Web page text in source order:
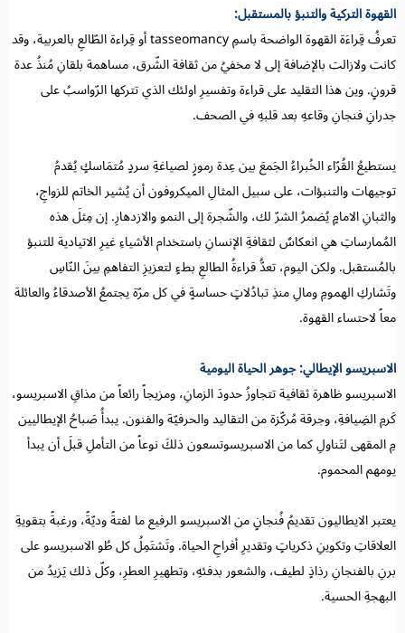
القهوة التركية والتنبؤ بالمستقبل:
تعرفُ قِراءَة القهوة الواضحة باسمِ tasseomancy أو قِراءة الطّالعِ بالعربية، وقد
كانت ولازالت بالإضافة إلى لا مخفيُ من ثقافة الشّرق، مساهمة بلقانِ مُنذُ عدة
قرونٍ. وين هذا التقليد على قراءة وتفسيرِ اولئك الذي تتركها الرّواسبُ على
جدرانِ فنجانِ وقاعهِ بعد قلبهِ في الصحف.
يستطيعُ القُرّاء الخُبراءُ الجَمعَ بين عِدة رموزٍ لصياغةِ سردٍ مُتمَاسكٍ يُقدمُ
توجيهات والتنبؤات، على سبيل المثالِ الميكروفون أن يُشير الخاتم للزواجِ،
والثبانِ الامامٍ يُضمرُ الشرّ لك، والشّجرة إلى النمو والازدهارِ. إن مِثلَ هذه
المُمارساتِ هي انعكاسٌ لثقافةِ الإنسانِ باستخدام الأشياءِ غيرِ الاتيادية للتنبؤ
بالمُستقبل. ولكن اليوم، تعدُّ قراءةُ الطالعِ بطءٍ لتعزيزِ التفاهمِ بينَ النّاسِ
وتَشاركِ الهمومِ ومالِ منذِ تبادُلاتٍ حساسةٍ في كل مرّة يجتمعُ الأصدقاءُ والعائلة
معاً لاحتساء القهوة.
الاسبريسو الإيطالي: جوهر الحياة اليومية
الاسبريسو ظاهرة ثقافية تتجاوزُ حدودَ الزمانِ، ومزيجاً رائعاً من مذاقِ الاسبريسو،
كَرمِ الضِيافةِ، وجرقة مُركّزة من التقاليد والحرفيّة والفنون. يبدأُ صَباحُ الإيطاليين
مِ المقهى لتَناولِ كما من الاسبريسوتسعون ذلكَ نوعاً من التأملِ قبلَ أن يبدأ
يومهم المحموم.
يعتبر الايطاليون تقديمُ فُنجانٍ من الاسبريسو الرفيع ما لفتةً وديّةً، ورغبةً بتقويةِ
العلاقاتِ وتكوينِ ذكرياتٍ وتقديرِ أفراحِ الحياة. وتَشتَمِلُ كل طُو الاسبريسو على
برنِ بالفنجانِ رذاذٍ لطيف، والشعور بدفئهِ، وتطهيرِ العطرِ، وكلّ ذلك يَزيدُ من
البهجةِ الحسية.